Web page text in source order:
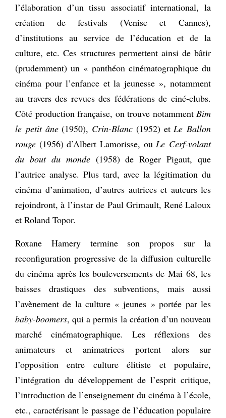
l’élaboration d’un tissu associatif international, la
création de festivals (Venise et Cannes),
d’institutions au service de l’éducation et de la
culture, etc. Ces structures permettent ainsi de bâtir
(prudemment) un « panthéon cinématographique du
cinéma pour l’enfance et la jeunesse », notamment
au travers des revues des fédérations de ciné-clubs.
Côté production française, on trouve notamment Bim
le petit âne(1950), Crin-Blanc (1952) et Le Ballon
rouge (1956) d’Albert Lamorisse, ou Le Cerf-volant
du bout du monde(1958) de Roger Pigaut, que
l’autrice analyse. Plus tard, avec la légitimation du
cinéma d’animation, d’autres autrices et auteurs les
rejoindront, à l’instar de Paul Grimault, René Laloux
et Roland Topor.
Roxane Hamery termine son propos sur la
reconfiguration progressive de la diffusion culturelle
du cinéma après les bouleversements de Mai 68, les
baisses drastiques des subventions, mais aussi
l’avènement de la culture « jeunes » portée par les
baby-boomers, qui a permis la création d’un nouveau
marché cinématographique. Les réflexions des
animateurs et animatrices portent alors sur
l’opposition entre culture élitiste et populaire,
l’intégration du développement de l’esprit critique,
l’introduction de l’enseignement du cinéma à l’école,
etc., caractérisant le passage de l’éducation populaire